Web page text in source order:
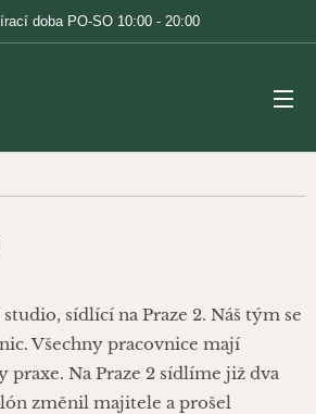
doba PO-SO 10:00 - 20:00
sídlící na Praze 2. Náš tým se
Všechny pracovnice mají
Na Praze 2 sídlíme již dva
změnil majitele a prošel